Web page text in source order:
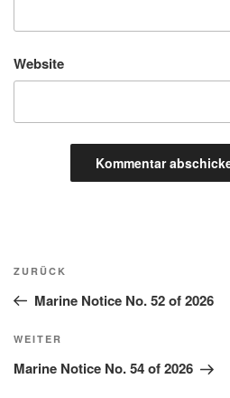
Website
Beitragsnavigation
Vorheriger
Beitrag
ZURÜCK
Marine Notice No. 52 of 2026
Nächster
Beitrag
WEITER
Marine Notice No. 54 of 2026